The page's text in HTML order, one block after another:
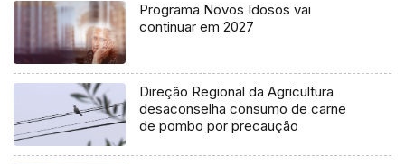
Programa Novos Idosos vai
continuar em 2027
Direção Regional da Agricultura
desaconselha consumo de carne
de pombo por precaução